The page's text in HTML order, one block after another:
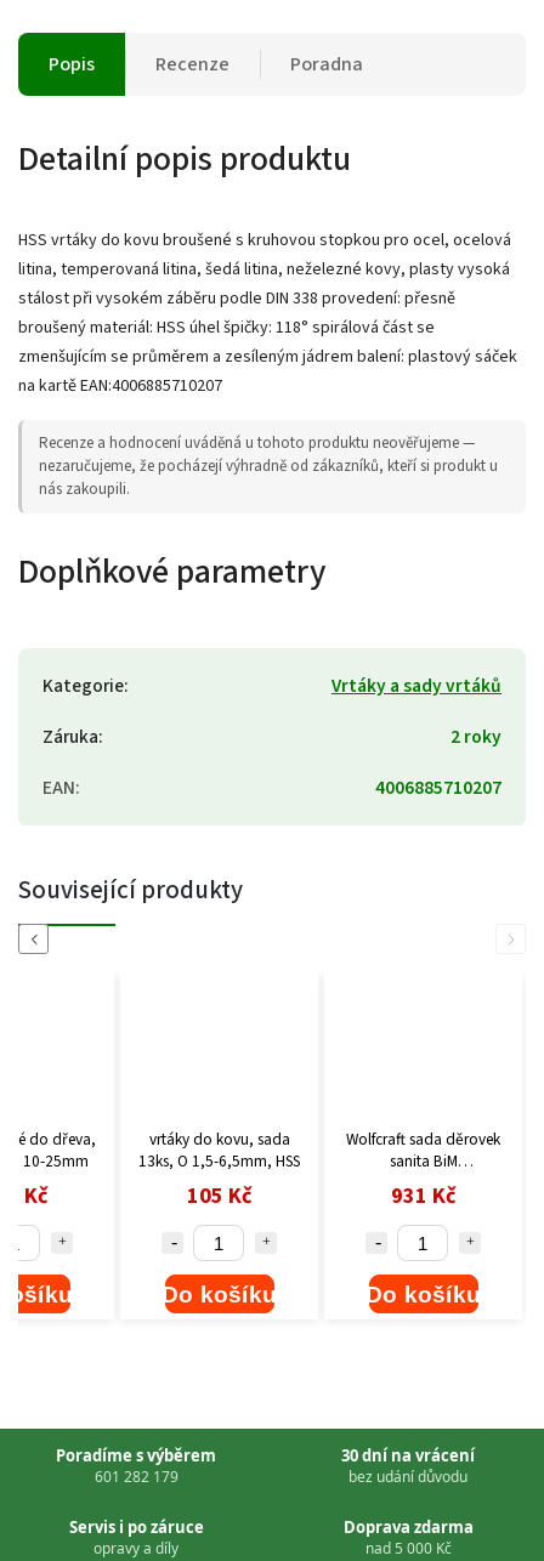
Popis Recenze Poradna
Detailní popis produktu
HSS vrtáky do kovu broušené s kruhovou stopkou pro ocel, ocelová
litina, temperovaná litina, šedá litina, neželezné kovy, plasty vysoká
stálost při vysokém záběru podle DIN 338 provedení: přesně
broušený materiál: HSS úhel špičky: 118° spirálová část se
zmenšujícím se průměrem a zesíleným jádrem balení: plastový sáček
na kartě EAN:4006885710207
Recenze a hodnocení uváděná u tohoto produktu neověřujeme —
nezaručujeme, že pocházejí výhradně od zákazníků, kteří si produkt u
nás zakoupili.
Doplňkové parametry
Kategorie:
Vrtáky a sady vrtáků
Záruka:
2 roky
EAN: 4006885710207
Související produkty
Previous
do dřeva,
O 10-25mm
Kč
vrtáky do kovu, sada
13ks, O 1,5-6,5mm, HSS
105 Kč
Do košíku
Wolfcraft sada děrovek
sanita BiM
o35,43,68mm 5980000
931 Kč
Do košíku
Next
Poradíme s výběrem
601 282 179
30 dní na vrácení
bez udání důvodu
Servis i po záruce
opravy a díly
Doprava zdarma
nad 5 000 Kč